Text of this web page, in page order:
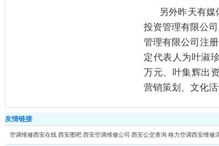
另外昨天有
投资管理有限公
管理有限公司注
定代表人为叶淑
万元、叶集辉出
营销策划、文化
友情链接
空调维修西安在线 西安图吧 西安空调维修公司 西安公交查询 格力空调西安维修